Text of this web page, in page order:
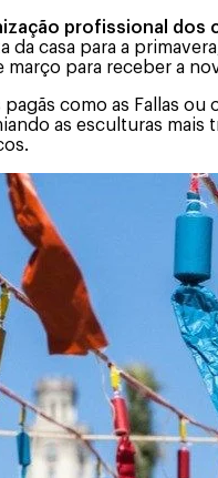
profissional dos
da casa para a
março para receber a
como as Fallas ou
as esculturas mais